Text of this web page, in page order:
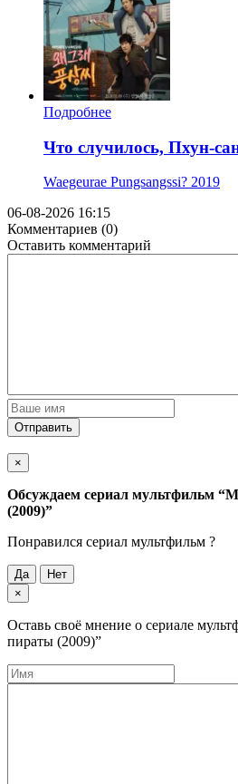
Подробнее
Что случилось, Пхун-
Waegeurae Pungsangssi? 2019
06-08-2026 16:15
Комментариев (0)
Оставить комментарий
Отправить
×
Обсуждаем cериал мультфильм
(2009)”
Понравился cериал мультфильм ?
Да
Нет
×
Оставь своё мнение о cериале
пираты (2009)”